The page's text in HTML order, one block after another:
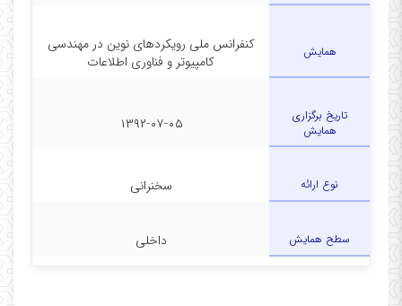
همایش
کنفرانس ملی رویکردهای نوین در مهندسی
کامپیوتر و فناوری اطلاعات
تاریخ برگزاری
همایش
۱۳۹۲-۰۷-۰۵
نوع ارائه سخنرانی
سطح همایش داخلی